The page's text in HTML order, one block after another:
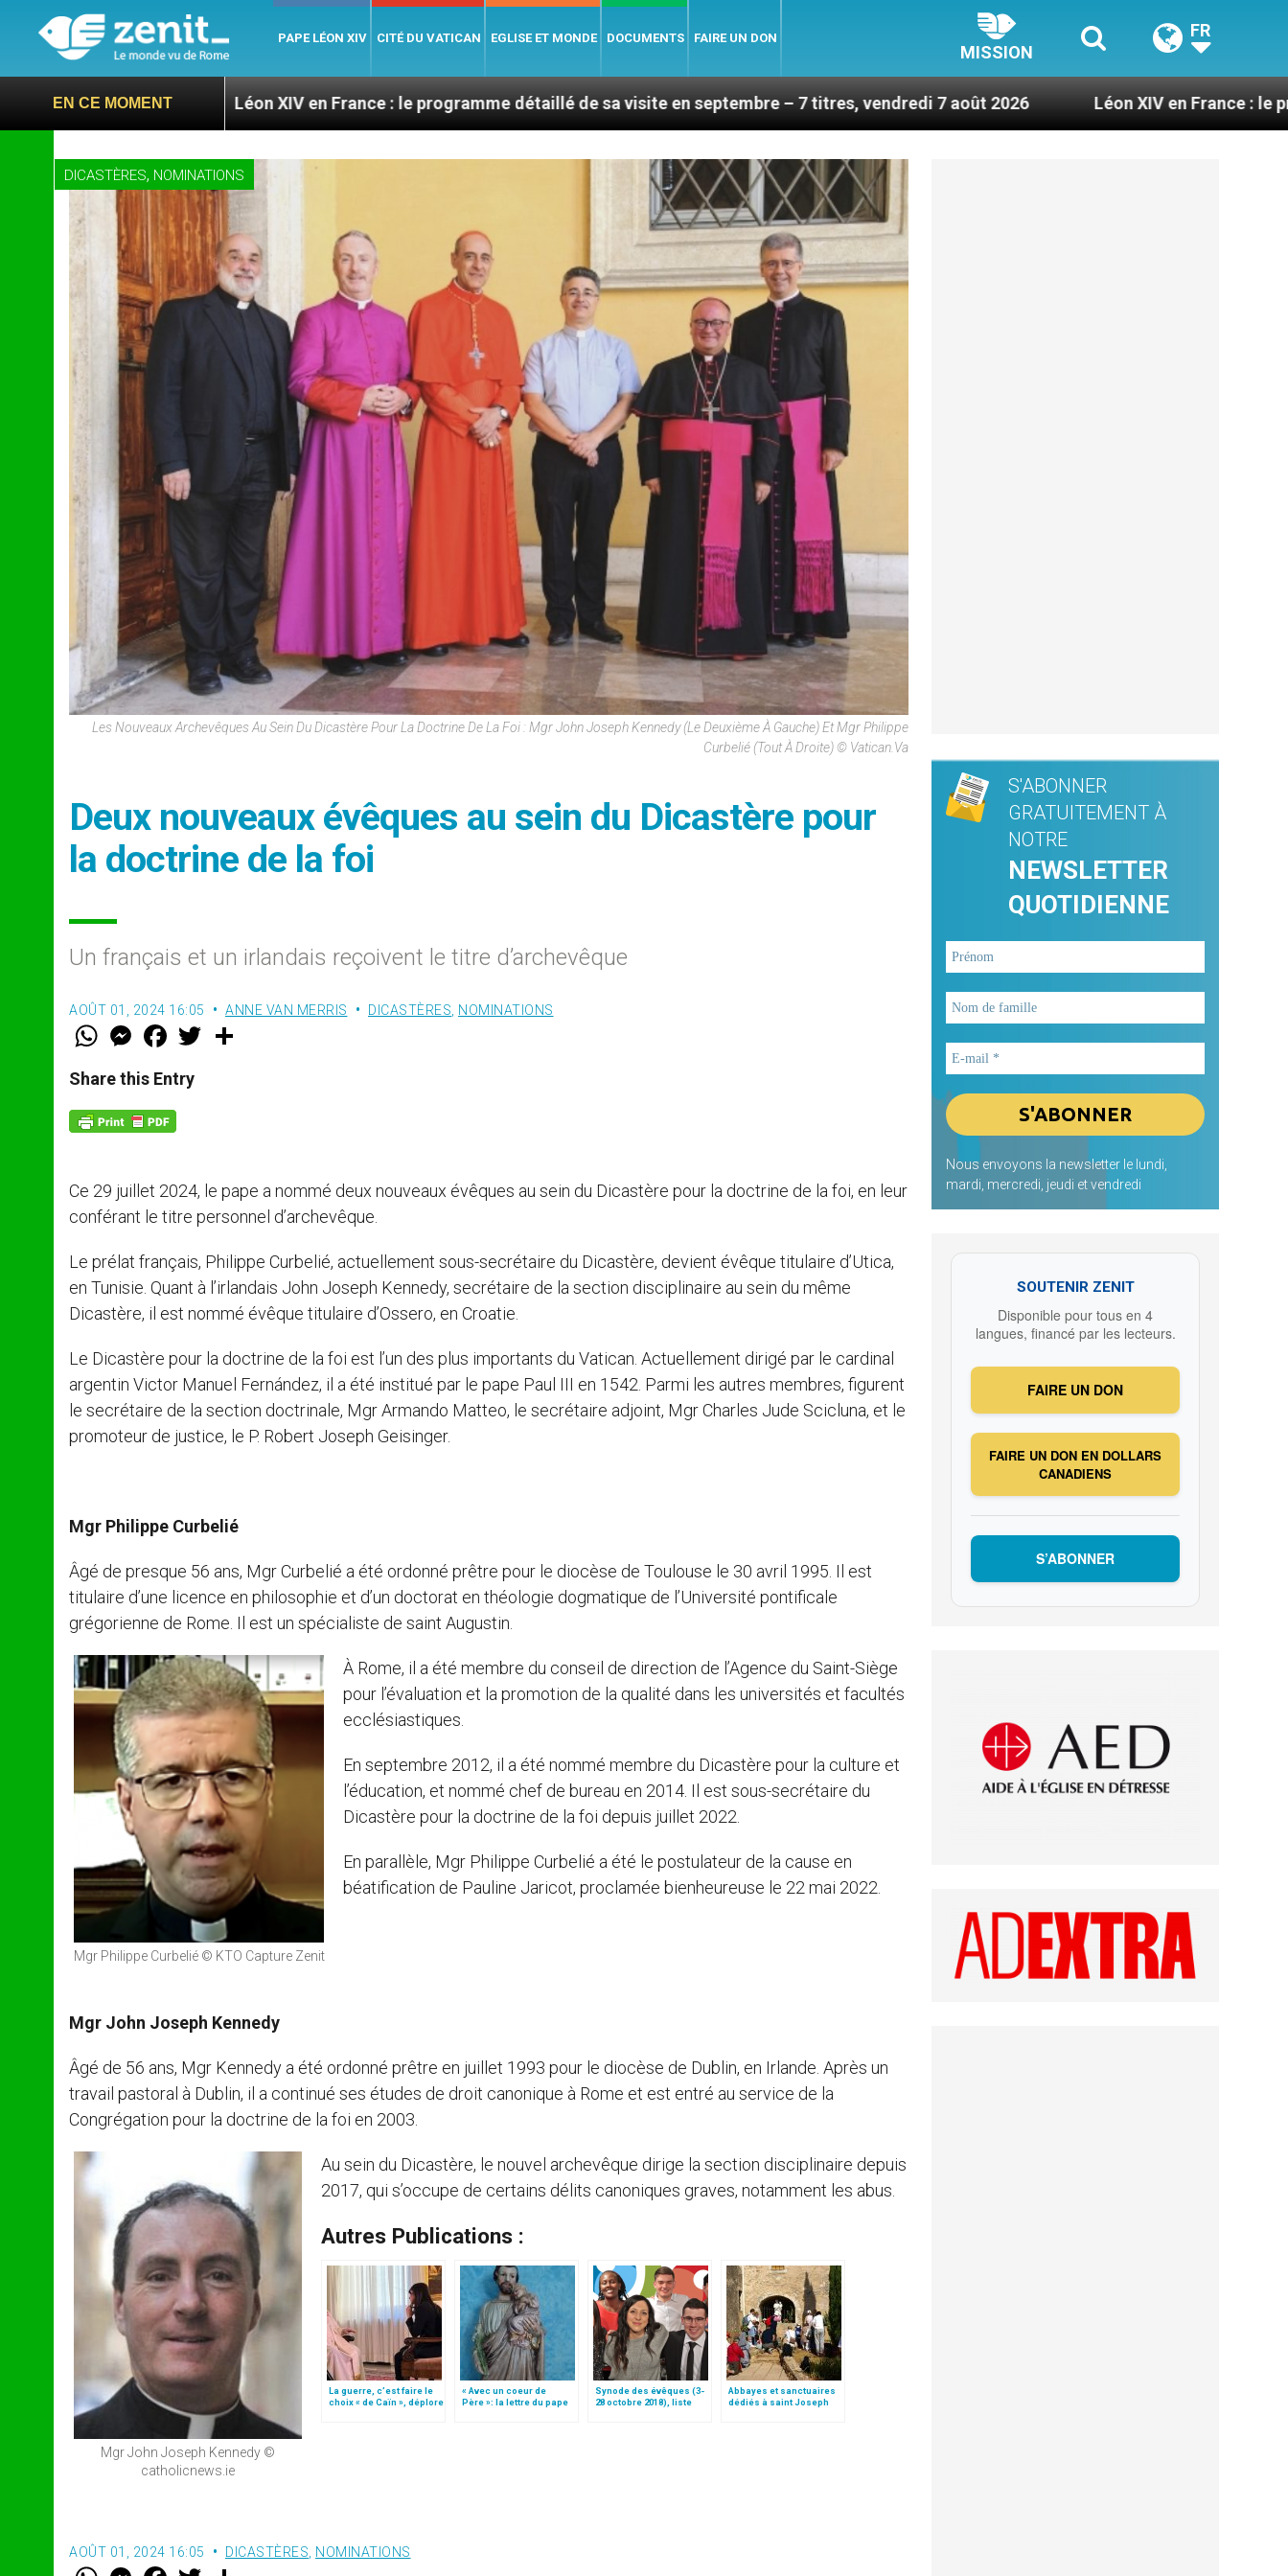
PAPE LÉON XIV CITÉ DU VATICAN EGLISE ET MONDE DOCUMENTS FAIRE UN DON
MISSION
FR
EN CE MOMENT
Léon XIV en France : le programme détaillé de sa visite en septembre – 7 titres, vendredi 7 août 2026 Léon XIV en France : le programme
DICASTÈRES, NOMINATIONS
Les Nouveaux Archevêques Au Sein Du Dicastère Pour La Doctrine De La Foi : Mgr John Joseph Kennedy (le Deuxième À Gauche) Et Mgr Philippe
Curbelié (tout À Droite) © Vatican.va
Deux nouveaux évêques au sein du Dicastère pour
la doctrine de la foi
Un français et un irlandais reçoivent le titre d’archevêque
AOÛT 01, 2024 16:05 ANNE VAN MERRIS DICASTÈRES NOMINATIONS
W
t
s
p
p
M
e
s
e
g
e
F
a
e
b
o
k
w
Share this Entry
Ce 29 juillet 2024, le pape a nommé deux nouveaux évêques au sein du Dicastère pour la doctrine de la foi, en leur
conférant le titre personnel d’archevêque.
Le prélat français, Philippe Curbelié, actuellement sous-secrétaire du Dicastère, devient évêque titulaire d’Utica,
en Tunisie. Quant à l’irlandais John Joseph Kennedy, secrétaire de la section disciplinaire au sein du même
Dicastère, il est nommé évêque titulaire d’Ossero, en Croatie.
Le Dicastère pour la doctrine de la foi est l’un des plus importants du Vatican. Actuellement dirigé par le cardinal
argentin Victor Manuel Fernández, il a été institué par le pape Paul III en 1542. Parmi les autres membres, figurent
le secrétaire de la section doctrinale, Mgr Armando Matteo, le secrétaire adjoint, Mgr Charles Jude Scicluna, et le
promoteur de justice, le P. Robert Joseph Geisinger.
Mgr Philippe Curbelié
Âgé de presque 56 ans, Mgr Curbelié a été ordonné prêtre pour le diocèse de Toulouse le 30 avril 1995. Il est
titulaire d’une licence en philosophie et d’un doctorat en théologie dogmatique de l’Université pontificale
grégorienne de Rome. Il est un spécialiste de saint Augustin.
Mgr Philippe Curbelié © KTO Capture Zenit
À Rome, il a été membre du conseil de direction de l’Agence du Saint-Siège
pour l’évaluation et la promotion de la qualité dans les universités et facultés
ecclésiastiques.
En septembre 2012, il a été nommé membre du Dicastère pour la culture et
l’éducation, et nommé chef de bureau en 2014. Il est sous-secrétaire du
Dicastère pour la doctrine de la foi depuis juillet 2022.
En parallèle, Mgr Philippe Curbelié a été le postulateur de la cause en
béatification de Pauline Jaricot, proclamée bienheureuse le 22 mai 2022.
Mgr John Joseph Kennedy
Âgé de 56 ans, Mgr Kennedy a été ordonné prêtre en juillet 1993 pour le diocèse de Dublin, en Irlande. Après un
travail pastoral à Dublin, il a continué ses études de droit canonique à Rome et est entré au service de la
Congrégation pour la doctrine de la foi en 2003.
Mgr John Joseph Kennedy ©
catholicnews.ie
Au sein du Dicastère, le nouvel archevêque dirige la section disciplinaire depuis
2017, qui s’occupe de certains délits canoniques graves, notamment les abus.
Autres Publications :
La guerre, c’est faire le
choix « de Caïn », déplore
« Avec un coeur de
Père »: la lettre du pape
Synode des évêques (3-
28 octobre 2018), liste
Abbayes et sanctuaires
dédiés à saint Joseph
AOÛT 01, 2024 16:05 DICASTÈRES NOMINATIONS
W M F
S'ABONNER
GRATUITEMENT À
NOTRE
NEWSLETTER
QUOTIDIENNE
Nous envoyons la newsletter le lundi,
mardi, mercredi, jeudi et vendredi
SOUTENIR ZENIT
Disponible pour tous en 4
langues, financé par les lecteurs.
FAIRE UN DON
FAIRE UN DON EN DOLLARS
CANADIENS
S’ABONNER